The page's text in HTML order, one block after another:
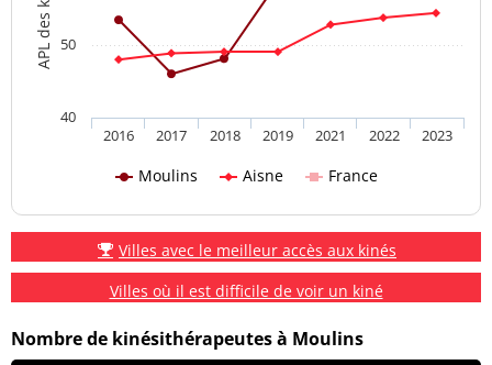
Moulins Aisne France
2016 2017 2018 2019 2021 2022 2023
40
50
Villes avec le meilleur accès aux kinés
Villes où il est difficile de voir un kiné
Nombre de kinésithérapeutes à Moulins